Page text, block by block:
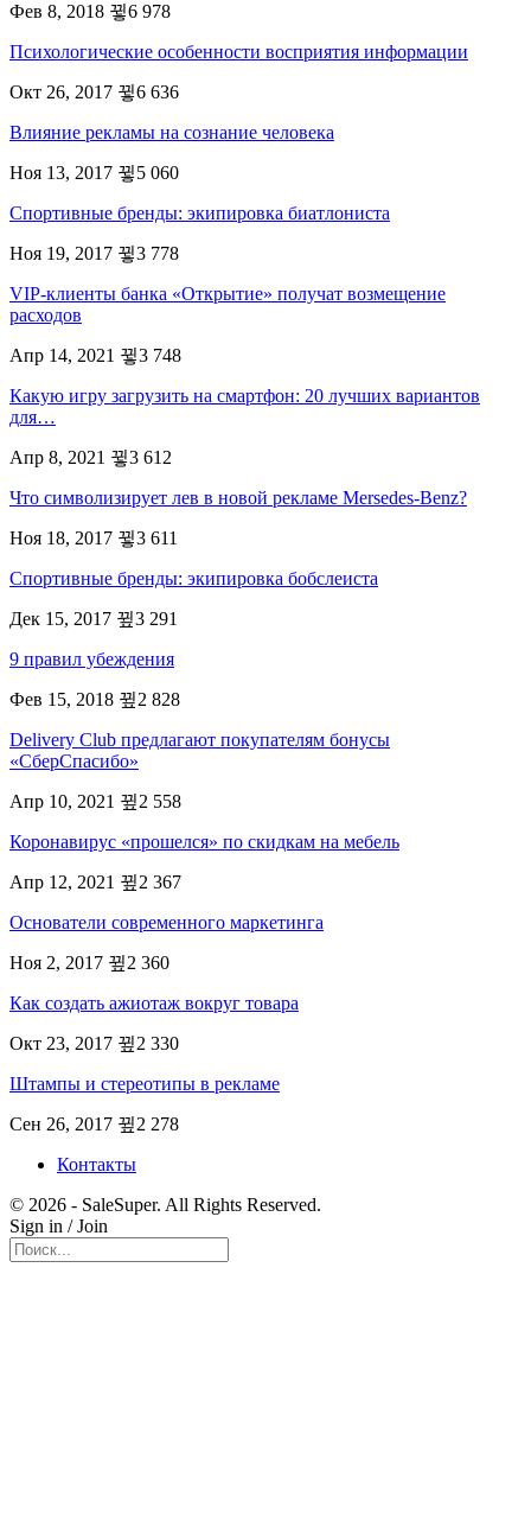
Фев 8, 2018
6 978
Психологические особенности восприятия информации
Окт 26, 2017
6 636
Влияние рекламы на сознание человека
Ноя 13, 2017
5 060
Спортивные бренды: экипировка биатлониста
Ноя 19, 2017
3 778
VIP-клиенты банка «Открытие» получат возмещение
расходов
Апр 14, 2021
3 748
Какую игру загрузить на смартфон: 20 лучших вариантов
для…
Апр 8, 2021
3 612
Что символизирует лев в новой рекламе Mersedes-Benz?
Ноя 18, 2017
3 611
Спортивные бренды: экипировка бобслеиста
Дек 15, 2017
3 291
9 правил убеждения
Фев 15, 2018
2 828
Delivery Club предлагают покупателям бонусы
«СберСпасибо»
Апр 10, 2021
2 558
Коронавирус «прошелся» по скидкам на мебель
Апр 12, 2021
2 367
Основатели современного маркетинга
Ноя 2, 2017
2 360
Как создать ажиотаж вокруг товара
Окт 23, 2017
2 330
Штампы и стереотипы в рекламе
Сен 26, 2017
2 278
Контакты
© 2026 - SaleSuper. All Rights Reserved.
Sign in / Join